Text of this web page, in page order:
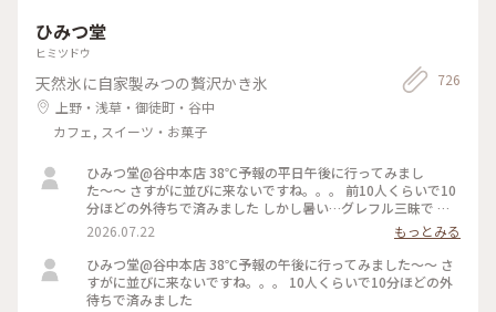
ひみつ堂
ヒミツドウ
天然氷に自家製みつの贅沢かき氷
上野・浅草・御徒町・谷中
カフェ, スイーツ・お菓子
726
ひみつ堂@谷中本店 38℃予報の平日午後に行ってみまし
た〜〜 さすがに並びに来ないですね。。。 前10人くらいで10
分ほどの外待ちで済みました しかし暑い…グレフル三昧で 果
肉たくさん載って甘いと苦いがちょうどいい！ よーぐると蜜
がいらないくらいしっかり柑橘の味🍋 溶けても生ジュースみ
たいで最後まで美味しかった 夜の部で桃メニューが出る日で
迷ったけどさすがに２時間待てない、、、 それに17時からけ
っこう並ぶのよね。。日没前でまだ暑いし！ 以外と日中は穴
2026.07.22
もっとみる
ひみつ堂@谷中本店 38℃予報の午後に行ってみました〜〜 さ
すがに並びに来ないですね。。。 10人くらいで10分ほどの外
待ちで済みました